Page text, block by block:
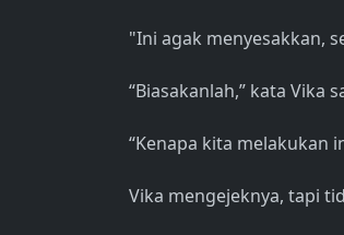
"Ini agak menyesakkan,
“Biasakanlah,” kata Vika
“Kenapa kita melakukan
Vika mengejeknya, tapi